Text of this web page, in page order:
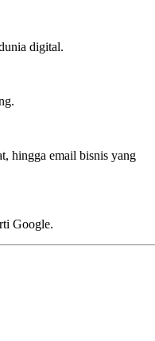
digital.
hingga email bisnis yang
Google.